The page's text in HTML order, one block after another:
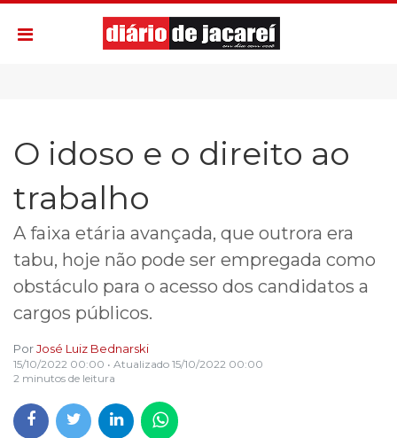
O idoso e o direito ao
trabalho
A faixa etária avançada, que outrora era
tabu, hoje não pode ser empregada como
obstáculo para o acesso dos candidatos a
cargos públicos.
PorJosé Luiz Bednarski
15/10/2022 00:00 • Atualizado 15/10/2022 00:00
2 minutos de leitura